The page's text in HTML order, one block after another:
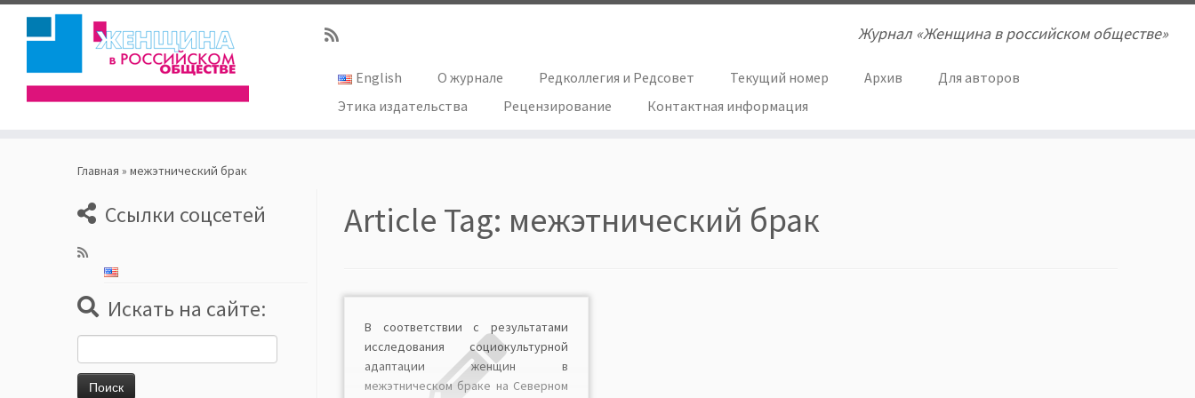
Журнал «Женщина в российском обществе»
English О журнале Редколлегия и Редсовет Текущий номер Архив
Для авторов
Этика издательства
Рецензирование Контактная информация
Главная » межэтнический брак
Ссылки соцсетей
Искать на сайте:
Article Tag: межэтнический брак
В соответствии с результатами
исследования социокультурной
адаптации женщин в
межэтническом браке на Северном